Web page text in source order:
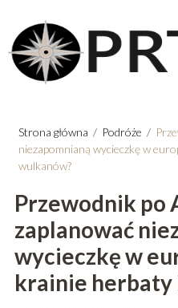
Strona główna / Podróże /
niezapomnianą wycieczkę w
wulkanów?
Przewodnik po
zaplanować
wycieczkę w
krainie herbaty